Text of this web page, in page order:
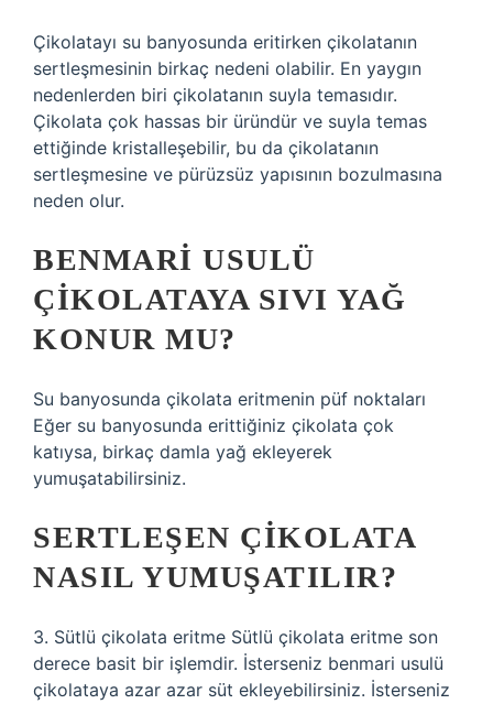
Çikolatayı su banyosunda eritirken çikolatanın
sertleşmesinin birkaç nedeni olabilir. En yaygın
nedenlerden biri çikolatanın suyla temasıdır.
Çikolata çok hassas bir üründür ve suyla temas
ettiğinde kristalleşebilir, bu da çikolatanın
sertleşmesine ve pürüzsüz yapısının bozulmasına
neden olur.
BENMARI USULÜ
ÇIKOLATAYA SIVI YAĞ
KONUR MU?
Su banyosunda çikolata eritmenin püf noktaları
Eğer su banyosunda erittiğiniz çikolata çok
katıysa, birkaç damla yağ ekleyerek
yumuşatabilirsiniz.
SERTLEŞEN ÇIKOLATA
NASIL YUMUŞATILIR?
3. Sütlü çikolata eritme Sütlü çikolata eritme son
derece basit bir işlemdir. İsterseniz benmari usulü
çikolataya azar azar süt ekleyebilirsiniz. İsterseniz